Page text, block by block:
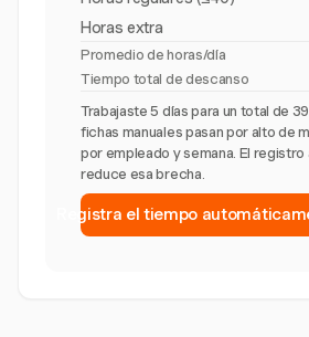
Horas extra
Promedio de horas/día
Tiempo total de descanso
Trabajaste 5 días para un total de
fichas manuales pasan por alto de
por empleado y semana. El
reduce esa brecha.
Registra el tiempo